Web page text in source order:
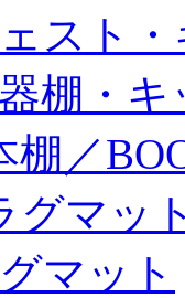
スト
棚・
棚／
グマッ
マット